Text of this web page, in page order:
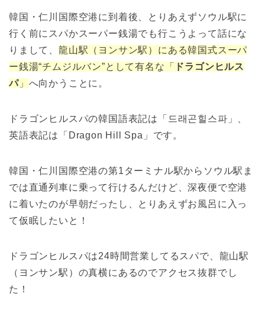
韓国・仁川国際空港に到着後、とりあえずソウル駅に
行く前にスパかスーパー銭湯でも行こうよって話にな
りまして、 龍山駅（ヨンサン駅）にある韓国式スーパ
ー銭湯“チムジルバン”として有名な「
ドラゴンヒルス
パ」 へ向かうことに。
ドラゴンヒルスパの韓国語表記は「드래곤힐스파」、
英語表記は「Dragon Hill Spa」です。
韓国・仁川国際空港の第1ターミナル駅からソウル駅ま
では直通列車に乗って行けるんだけど、深夜便で空港
に着いたのが早朝だったし、とりあえずお風呂に入っ
て仮眠したいと！
ドラゴンヒルスパは24時間営業してるスパで、龍山駅
（ヨンサン駅）の真横にあるのでアクセス抜群でし
た！